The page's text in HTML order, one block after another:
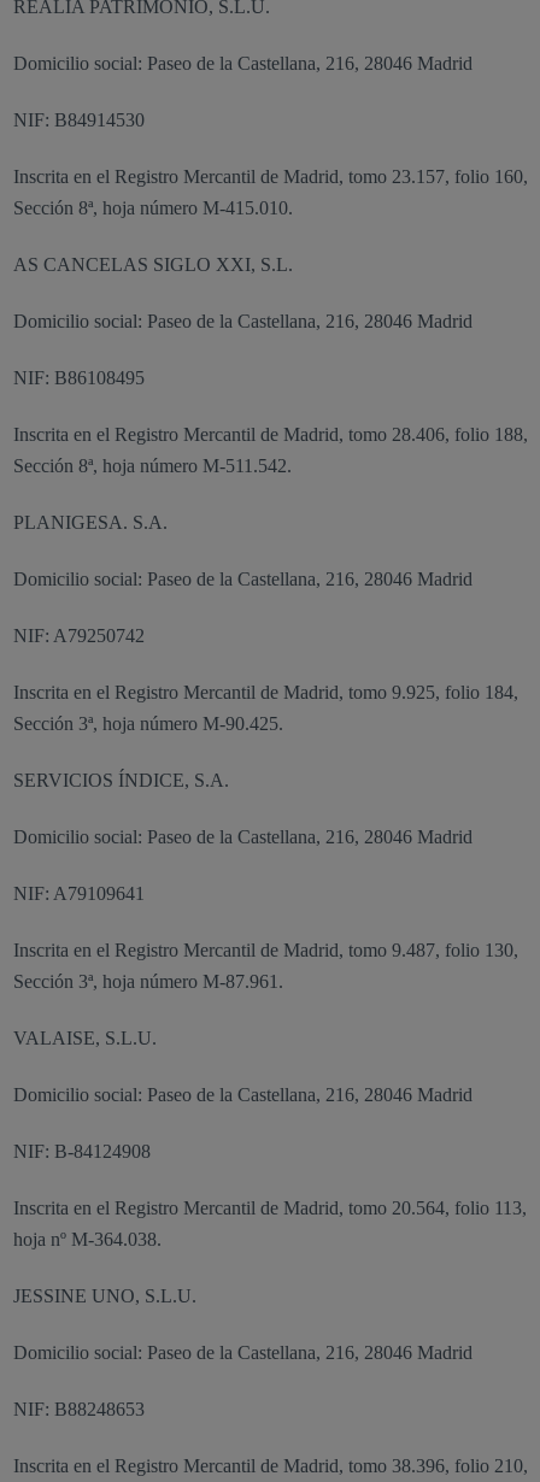
REALIA PATRIMONIO, S.L.U.
Domicilio social: Paseo de la Castellana, 216, 28046 Madrid
NIF: B84914530
Inscrita en el Registro Mercantil de Madrid, tomo 23.157, folio 160,
Sección 8ª, hoja número M-415.010.
AS CANCELAS SIGLO XXI, S.L.
Domicilio social: Paseo de la Castellana, 216, 28046 Madrid
NIF: B86108495
Inscrita en el Registro Mercantil de Madrid, tomo 28.406, folio 188,
Sección 8ª, hoja número M-511.542.
PLANIGESA. S.A.
Domicilio social: Paseo de la Castellana, 216, 28046 Madrid
NIF: A79250742
Inscrita en el Registro Mercantil de Madrid, tomo 9.925, folio 184,
Sección 3ª, hoja número M-90.425.
SERVICIOS ÍNDICE, S.A.
Domicilio social: Paseo de la Castellana, 216, 28046 Madrid
NIF: A79109641
Inscrita en el Registro Mercantil de Madrid, tomo 9.487, folio 130,
Sección 3ª, hoja número M-87.961.
VALAISE, S.L.U.
Domicilio social: Paseo de la Castellana, 216, 28046 Madrid
NIF: B-84124908
Inscrita en el Registro Mercantil de Madrid, tomo 20.564, folio 113,
hoja nº M-364.038.
JESSINE UNO, S.L.U.
Domicilio social: Paseo de la Castellana, 216, 28046 Madrid
NIF: B88248653
Inscrita en el Registro Mercantil de Madrid, tomo 38.396, folio 210,